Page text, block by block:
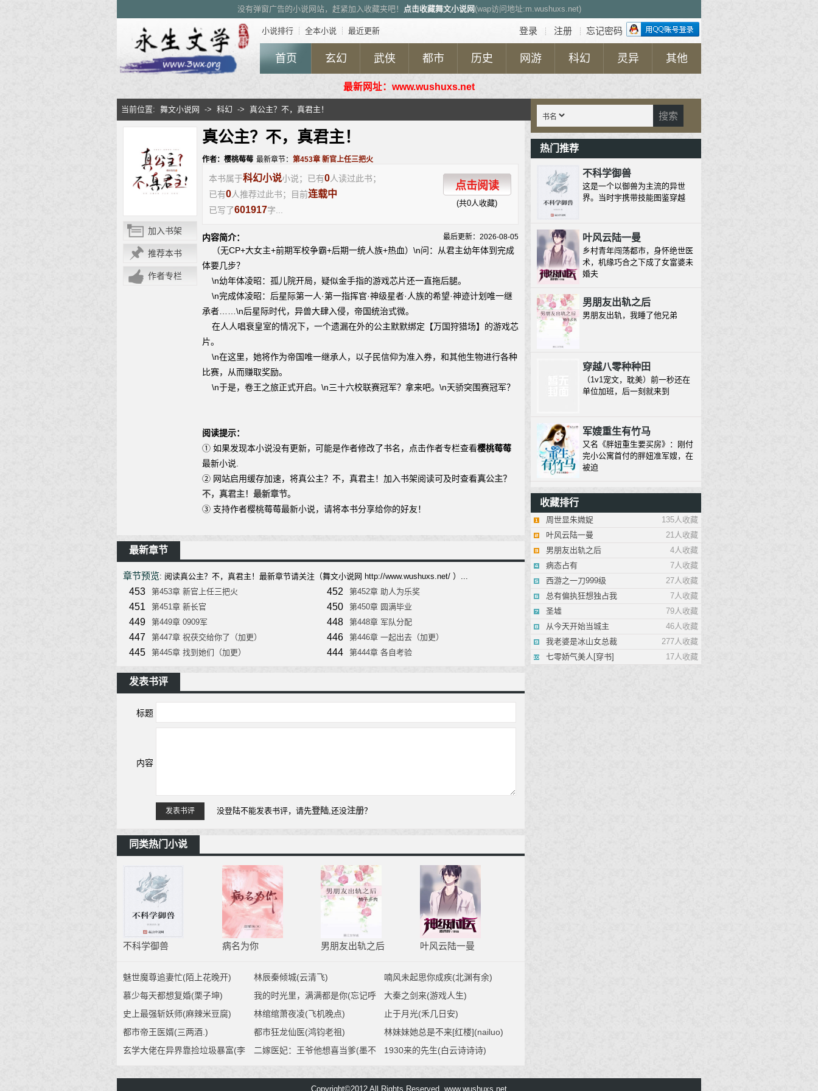
没有弹窗广告的小说网站，赶紧加入收藏夹吧！ 点击收藏舞文小说网 (wap访问地址:m.wushuxs.net)
登录 ┊ 注册 ┊ 忘记密码
小说排行 ┊ 全本小说 ┊ 最近更新
首页 玄幻 武侠 都市 历史 网游 科幻 灵异 其他
最新网址：www.wushuxs.net
当前位置: 舞文小说网 -> 科幻 -> 真公主？不，真君主！
加入书架
推荐本书
作者专栏
真公主？不，真君主！
作者：樱桃莓莓 最新章节： 第453章 新官上任三把火
本书属于科幻小说小说；已有0人读过此书；
已有0人推荐过此书；目前连载中
已写了601917字...
点击阅读
(共0人收藏)
内容简介： 最后更新：2026-08-05
（无CP+大女主+前期军校争霸+后期一统人族+热血）\n问：从君主幼年体到完成
体要几步？
\n幼年体凌昭：孤儿院开局，疑似金手指的游戏芯片还一直拖后腿。
\n完成体凌昭：后星际第一人·第一指挥官·神级星者·人族的希望·神迹计划唯一继
承者……\n后星际时代，异兽大肆入侵，帝国统治式微。
在人人唱衰皇室的情况下，一个遗漏在外的公主默默绑定【万国狩猎场】的游戏芯
片。
\n在这里，她将作为帝国唯一继承人，以子民信仰为准入券，和其他生物进行各种
比赛，从而赚取奖励。
\n于是，卷王之旅正式开启。\n三十六校联赛冠军？拿来吧。\n天骄突围赛冠军？
阅读提示：
① 如果发现本小说没有更新，可能是作者修改了书名，点击作者专栏查看樱桃莓莓
最新小说.
② 网站启用缓存加速，将真公主？不，真君主！加入书架阅读可及时查看真公主？
不，真君主！最新章节。
③ 支持作者樱桃莓莓最新小说，请将本书分享给你的好友！
最新章节
章节预览: 阅读真公主？不，真君主！最新章节请关注（舞文小说网 http://www.wushuxs.net/ ）...
453 第453章 新官上任三把火 452 第452章 助人为乐奖
451 第451章 新长官 450 第450章 圆满毕业
449 第449章 0909军 448 第448章 军队分配
447 第447章 祝茯交给你了（加更） 446 第446章 一起出去（加更）
445 第445章 找到她们（加更） 444 第444章 各自考验
发表书评
标题
内容
发表书评 没登陆不能发表书评，请先登陆,还没注册？
同类热门小说
不科学御兽 病名为你 男朋友出轨之后 叶风云陆一曼
魅世魔尊追妻忙(陌上花晚开) 林辰秦倾城(云清飞)
喃风未起思你成疾(北渊有余)
慕少每天都想复婚(栗子坤)
我的时光里，满满都是你(忘记呼
吸的猫)
大秦之剑来(游戏人生)
史上最强斩妖师(麻辣米豆腐)
林绾绾萧夜凌(飞机晚点)
止于月光(禾几日安)
都市帝王医婿(三两酒.)
都市狂龙仙医(鸿钧老祖)
林妹妹她总是不来[红楼](nailuo)
玄学大佬在异界靠捡垃圾暴富(李
二嫁医妃：王爷他想喜当爹(墨不
1930来的先生(白云诗诗诗)
搜索
热门推荐
不科学御兽
这是一个以御兽为主流的异世
界。当时宇携带技能图鉴穿越
叶风云陆一曼
乡村青年闯荡都市，身怀绝世医
术，机缘巧合之下成了女富婆未
婚夫
男朋友出轨之后
男朋友出轨，我睡了他兄弟
穿越八零种种田
（1v1宠文，耽美）前一秒还在
单位加班，后一刻就来到
军嫂重生有竹马
又名《胖妞重生要买房》：刚付
完小公寓首付的胖妞准军嫂，在
被迫
1930来的先生
模特，想红的心溢出屏幕，三生
有幸
在全是怪异的事务所只有
我一个人类
死了拿出积蓄去办葬
最强渔民
我就是最强的渔民，这个世界
梦魇之旅
收藏排行
135人收藏
周世显朱媺娖
21人收藏
叶风云陆一曼
4人收藏
男朋友出轨之后
7人收藏
病态占有
27人收藏
西游之一刀999级
7人收藏
总有偏执狂想独占我
79人收藏
圣墟
46人收藏
从今天开始当城主
277人收藏
我老婆是冰山女总裁
17人收藏
七零娇气美人[穿书]
Copyright©2012 All Rights Reserved www.wushuxs.net